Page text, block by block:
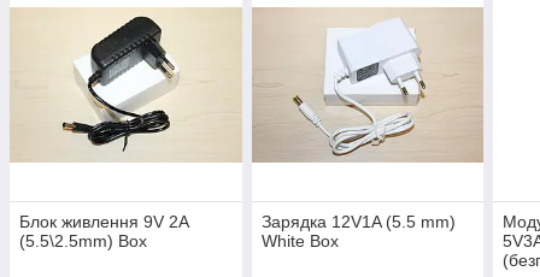
Блок живлення 9V 2A
(5.5\2.5mm) Box
Зарядка 12V1A (5.5 mm)
White Box